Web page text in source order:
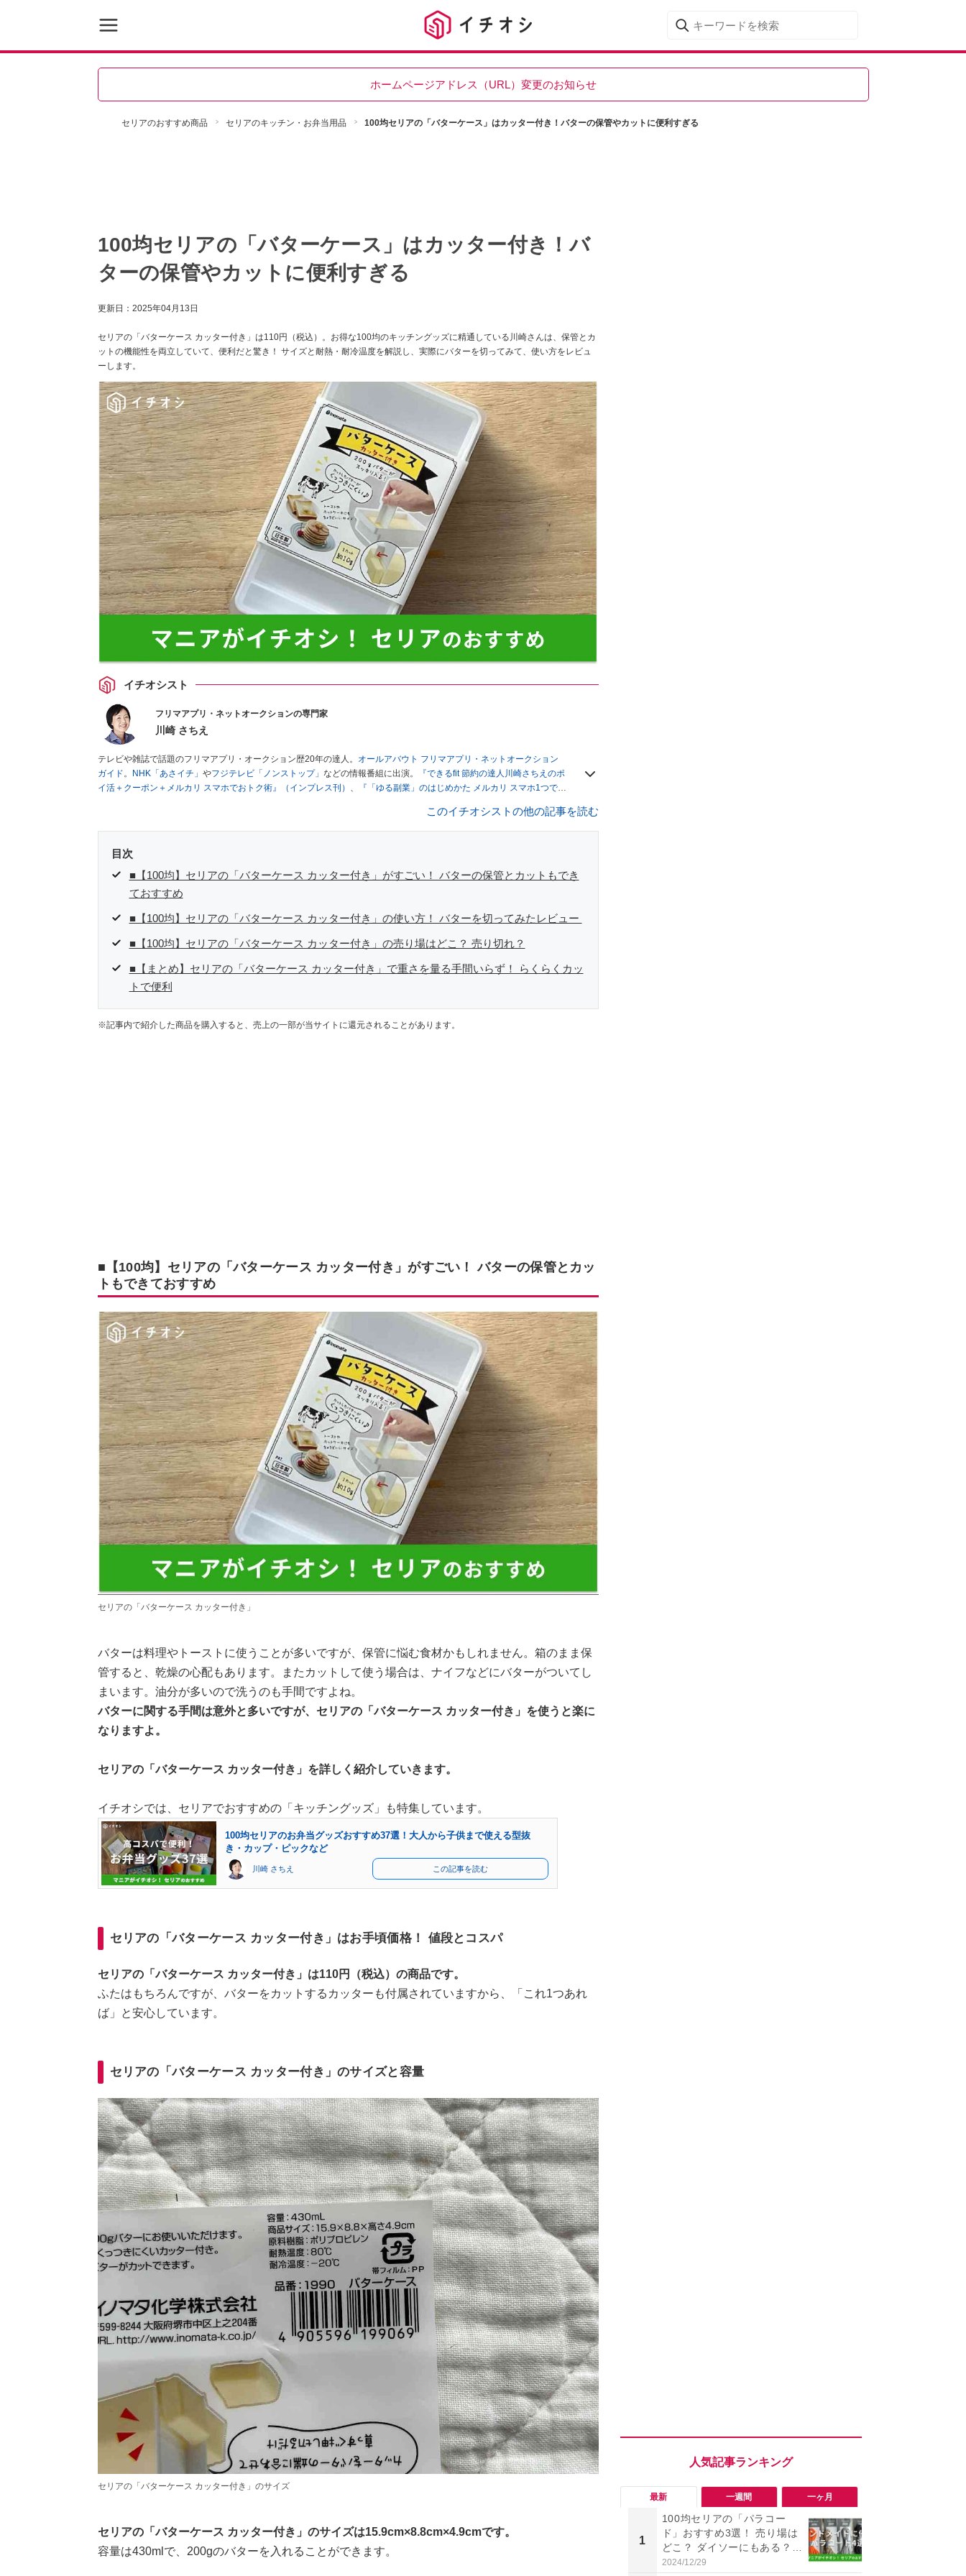
ホームページアドレス（URL）変更のお知らせ
セリアのおすすめ商品 セリアのキッチン・お弁当用品 100均セリアの「バターケース」はカッター付き！バターの保管やカットに便利すぎる
100均セリアの「バターケース」はカッター付き！バ
ターの保管やカットに便利すぎる
更新日： 2025年04月13日
セリアの「バターケース カッター付き」は110円（税込）。お得な100均のキッチングッズに精通している川崎さんは、保管とカ
ットの機能性を両立していて、便利だと驚き！ サイズと耐熱・耐冷温度を解説し、実際にバターを切ってみて、使い方をレビュ
ーします。
イチオシスト
フリマアプリ・ネットオークションの専門家
川崎 さちえ
テレビや雑誌で話題のフリマアプリ・オークション歴20年の達人。
オールアバウト フリマアプリ・ネットオークション
ガイド 。 NHK「あさイチ」 やフジテレビ「ノンストップ」 などの情報番組に出演。
『できるfit 節約の達人川崎さちえのポ
イ活＋クーポン＋メルカリ スマホでおトク術』（インプレス刊）
『「ゆる副業」のはじめかた メルカリ スマホ1つでス
■経歴：2003年、夫が子育てをするために、突然会社を辞める。翌月からの給料が０円になり、家にいながら、しかも空
いた時間でできるオークションに目をつける。しかし、取引の仕方がわからずに、まずは落札者として参加。その後、出
を生活の一部に取り入れるべく、「ネットオークションやフリマアプリは生活のインフラになる」という考えを持つ。ま
た消費税増税の社会においては、ネットオークションやフリマアプリが家計の救世主になりえると考え、業者とは違う視
点でユーザーとして参加中。
このイチオシストの他の記事を読む
目次
■【100均】セリアの「バターケース カッター付き」がすごい！ バターの保管とカットもでき
ておすすめ
■【100均】セリアの「バターケース カッター付き」の使い方！ バターを切ってみたレビュー
■【100均】セリアの「バターケース カッター付き」の売り場はどこ？ 売り切れ？
■【まとめ】セリアの「バターケース カッター付き」で重さを量る手間いらず！ らくらくカッ
トで便利
※記事内で紹介した商品を購入すると、売上の一部が当サイトに還元されることがあります。
■【100均】セリアの「バターケース カッター付き」がすごい！ バターの保管とカッ
トもできておすすめ
セリアの「バターケース カッター付き」
バターは料理やトーストに使うことが多いですが、保管に悩む食材かもしれません。箱のまま保
管すると、乾燥の心配もあります。またカットして使う場合は、ナイフなどにバターがついてし
まいます。油分が多いので洗うのも手間ですよね。
バターに関する手間は意外と多いですが、セリアの「バターケース カッター付き」を使うと楽に
なりますよ。
セリアの「バターケース カッター付き」を詳しく紹介していきます。
イチオシでは、セリアでおすすめの「キッチングッズ」も特集しています。
100均セリアのお弁当グッズおすすめ37選！大人から子供まで使える型抜
き・カップ・ピックなど
川崎 さちえ この記事を読む
セリアの「バターケース カッター付き」はお手頃価格！ 値段とコスパ
セリアの「バターケース カッター付き」は110円（税込）の商品です。
ふたはもちろんですが、バターをカットするカッターも付属されていますから、「これ1つあれ
ば」と安心しています。
セリアの「バターケース カッター付き」のサイズと容量
セリアの「バターケース カッター付き」のサイズ
セリアの「バターケース カッター付き」のサイズは15.9cm×8.8cm×4.9cmです。
容量は430mlで、200gのバターを入れることができます。
最新 一週間 一ヶ月
1
100均セリアの「パラコー
ド」おすすめ3選！ 売り場は
どこ？ ダイソーにもある？
色・長さ・太さも種類豊富
2024/12/29